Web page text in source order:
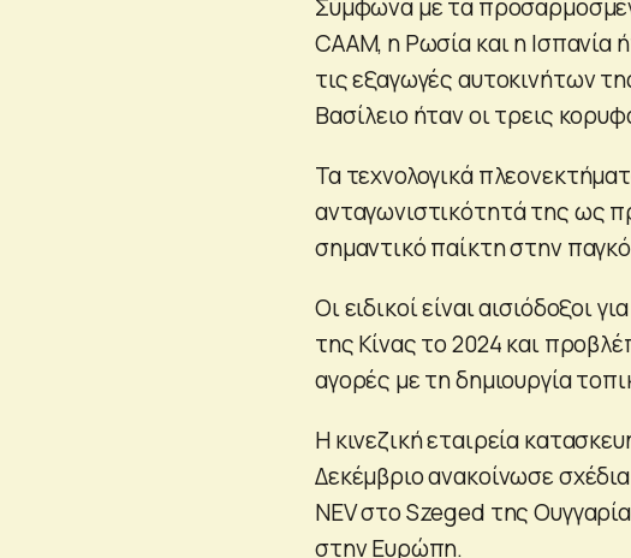
Σύμφωνα με τα
CAAM, η Ρωσία και η
τις εξαγωγές αυτοκινήτων
Βασίλειο ήταν οι τρεις
Τα τεχνολογικά
ανταγωνιστικότητά της ως
σημαντικό παίκτη στην
Οι ειδικοί είναι αισιόδοξοι
της Κίνας το 2024 και
αγορές με τη δημιουργία
Η κινεζική εταιρεία
Δεκέμβριο ανακοίνωσε
NEV στο Szeged της
στην Ευρώπη.